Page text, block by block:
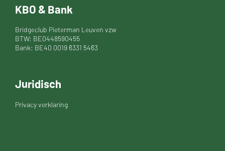
KBO & Bank
Bridgeclub Pieterman Leuven vzw
BTW: BE0448590455
Bank: BE40 0019 6331 5463
Juridisch
Privacy verklaring